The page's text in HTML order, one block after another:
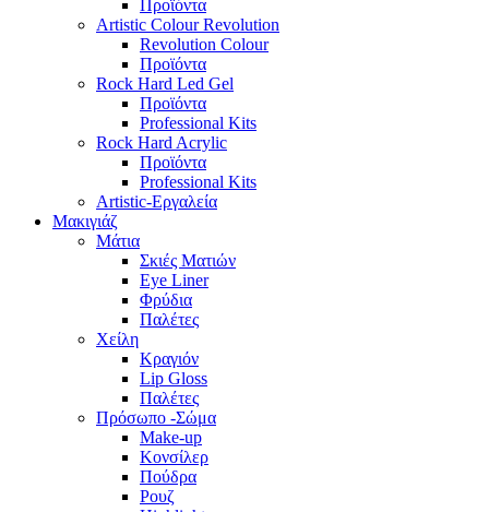
Προϊόντα
Artistic Colour Revolution
Revolution Colour
Προϊόντα
Rock Hard Led Gel
Προϊόντα
Professional Kits
Rock Hard Acrylic
Προϊόντα
Professional Kits
Artistic-Εργαλεία
Μακιγιάζ
Μάτια
Σκιές Ματιών
Eye Liner
Φρύδια
Παλέτες
Χείλη
Κραγιόν
Lip Gloss
Παλέτες
Πρόσωπο -Σώμα
Make-up
Κονσίλερ
Πούδρα
Ρουζ